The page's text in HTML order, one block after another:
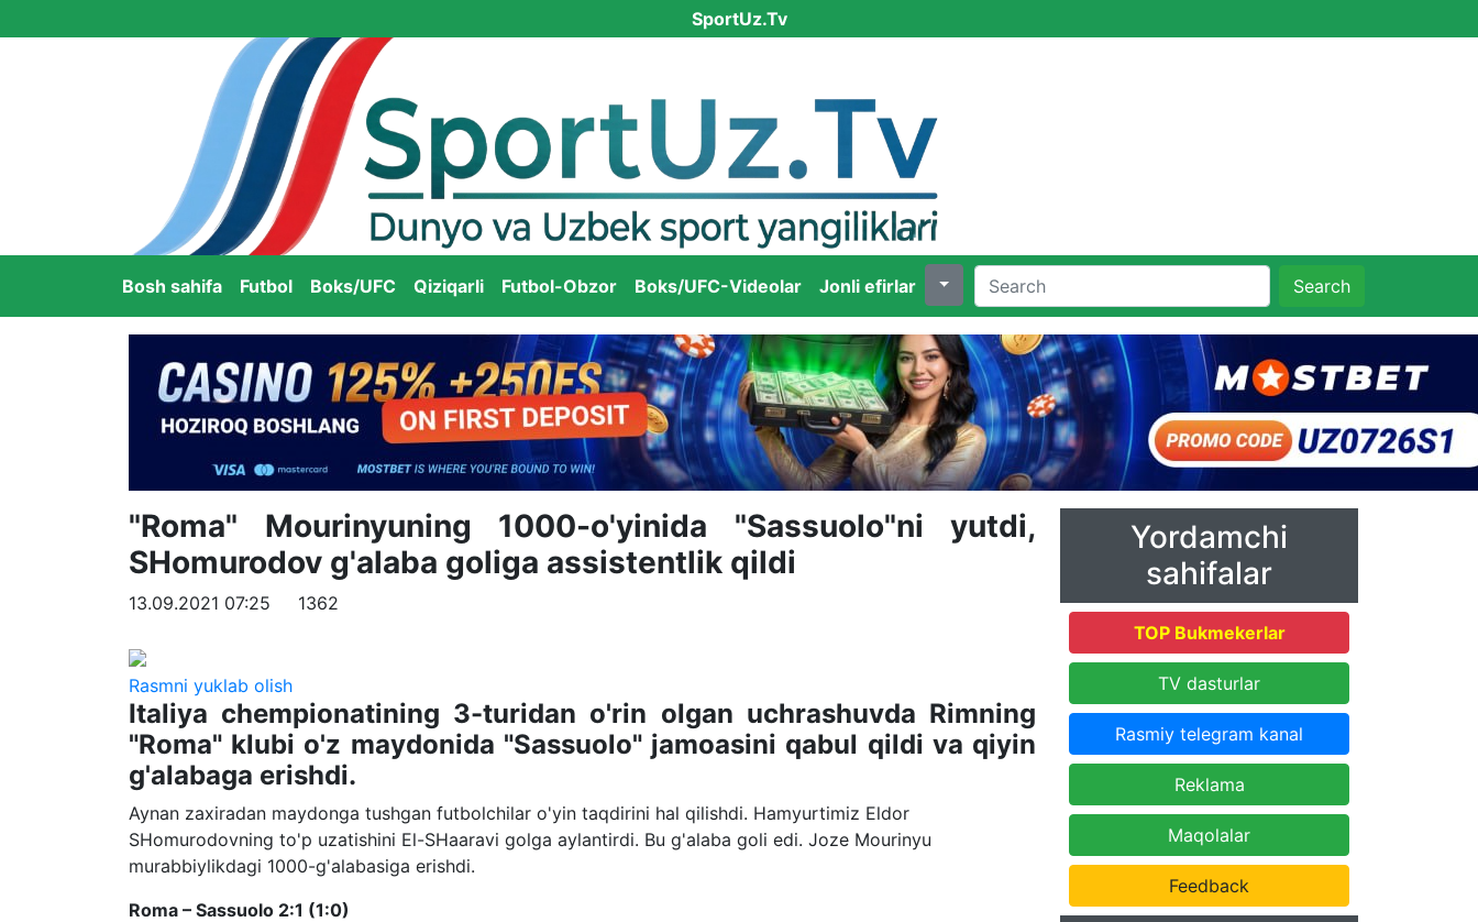
SportUz.Tv
Bosh sahifa Futbol Boks/UFC Qiziqarli Futbol-Obzor Boks/UFC-Videolar Jonli efirlar Search
"Roma" Mourinyuning 1000-o'yinida "Sassuolo"ni yutdi,
SHomurodov g'alaba goliga assistentlik qildi
13.09.2021 07:25 1362
Rasmni yuklab olish
Italiya chempionatining 3-turidan o'rin olgan uchrashuvda Rimning
"Roma" klubi o'z maydonida "Sassuolo" jamoasini qabul qildi va qiyin
g'alabaga erishdi.
Aynan zaxiradan maydonga tushgan futbolchilar o'yin taqdirini hal qilishdi. Hamyurtimiz Eldor
SHomurodovning to'p uzatishini El-SHaaravi golga aylantirdi. Bu g'alaba goli edi. Joze Mourinyu
murabbiylikdagi 1000-g'alabasiga erishdi.
Roma – Sassuolo 2:1 (1:0)
Yordamchi
sahifalar
TOP Bukmekerlar
TV dasturlar
Rasmiy telegram kanal
Reklama
Maqolalar
Feedback